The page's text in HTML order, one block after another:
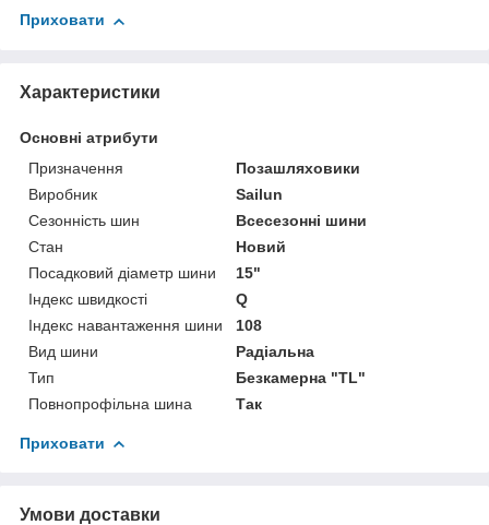
Приховати
Характеристики
Основні атрибути
Призначення
Позашляховики
Виробник
Sailun
Сезонність шин
Всесезонні шини
Стан
Новий
Посадковий діаметр шини
15"
Індекс швидкості
Q
Індекс навантаження шини
108
Вид шини
Радіальна
Тип
Безкамерна "TL"
Повнопрофільна шина
Так
Приховати
Умови доставки